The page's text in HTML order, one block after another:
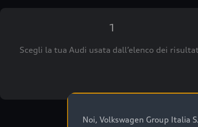
1
Scegli la tua Audi usata dall’elenco dei
Noi, Volkswagen Group Italia